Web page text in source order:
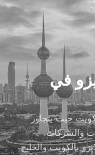
في
حيث يتجاوز
والشركات
بالكويت والخليج